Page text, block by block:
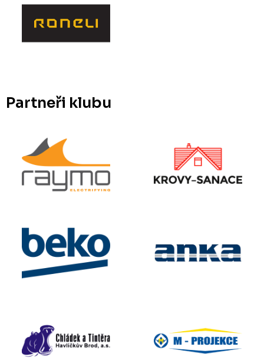
Partneři klubu